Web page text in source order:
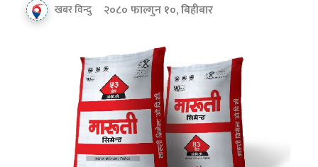
खबर विन्दु २०८० फाल्गुन १०, बिहीबार